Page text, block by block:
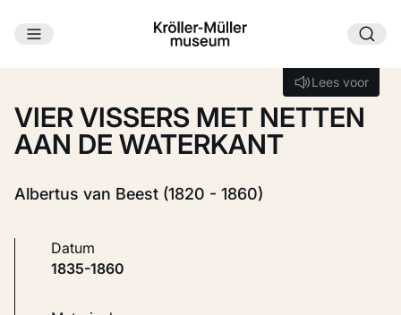
Ga naar hoofdinhoud
Lees voor
Lees voor
VIER VISSERS MET NETTEN
AAN DE WATERKANT
Albertus van Beest (1820 - 1860)
Datum
1835-1860